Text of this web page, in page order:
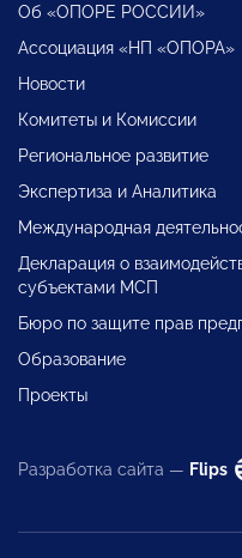
Об «ОПОРЕ РОССИИ»
Ассоциация «НП «ОПОРА»
Новости
Комитеты и Комиссии
Региональное развитие
Экспертиза и Аналитика
Международная
Декларация о
субъектами МСП
Бюро по защите прав
Образование
Проекты
Разработка сайта — Flips